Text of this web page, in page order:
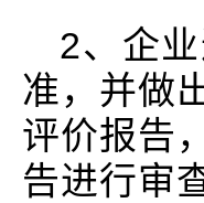
2、企
准，并做
评价报告
告进行审